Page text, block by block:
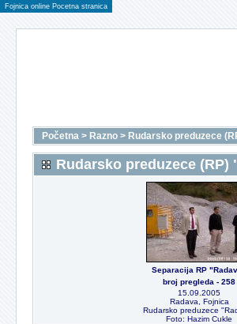
Fojnica online Pocetna stranica
Početna > Razno > Rudarsko preduzece
Rudarsko preduzece
Separacija RP
broj pregleda - 258
15.09.2005
Radava, Fojnica
Rudarsko preduzece
Foto: Hazim Cukle